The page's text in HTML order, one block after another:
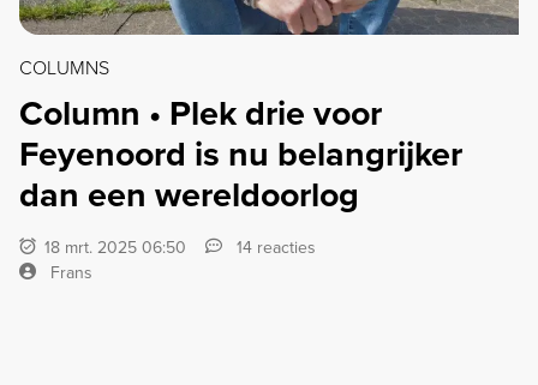
COLUMNS
Column • Plek drie voor
Feyenoord is nu belangrijker
dan een wereldoorlog
18 mrt. 2025 06:50
14 reacties
Frans